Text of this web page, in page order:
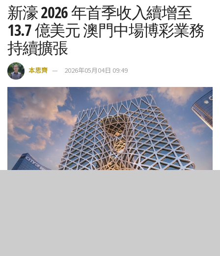
新濠 2026 年首季收入續增至
13.7 億美元 澳門中場博彩業務
持續擴張
本思齊 2026年05月04日 09:49